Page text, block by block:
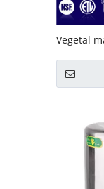
Vegetal